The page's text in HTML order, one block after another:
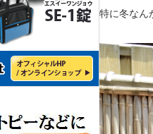
特に冬なん